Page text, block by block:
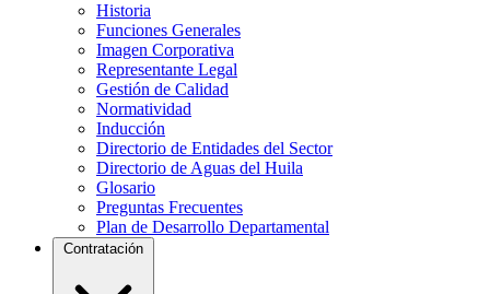
Historia
Funciones Generales
Imagen Corporativa
Representante Legal
Gestión de Calidad
Normatividad
Inducción
Directorio de Entidades del Sector
Directorio de Aguas del Huila
Glosario
Preguntas Frecuentes
Plan de Desarrollo Departamental
Contratación